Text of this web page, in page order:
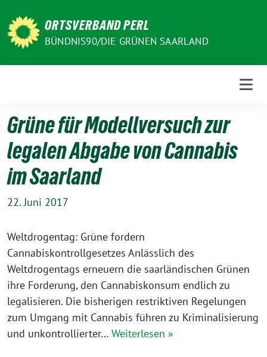
zum
Inhalt
ORTSVERBAND PERL
BÜNDNIS90/DIE GRÜNEN SAARLAND
Grüne für Modellversuch zur
legalen Abgabe von Cannabis
im Saarland
22. Juni 2017
Weltdrogentag: Grüne fordern
Cannabiskontrollgesetzes Anlässlich des
Weltdrogentags erneuern die saarländischen Grünen
ihre Forderung, den Cannabiskonsum endlich zu
legalisieren. Die bisherigen restriktiven Regelungen
zum Umgang mit Cannabis führen zu Kriminalisierung
und unkontrollierter… Weiterlesen »